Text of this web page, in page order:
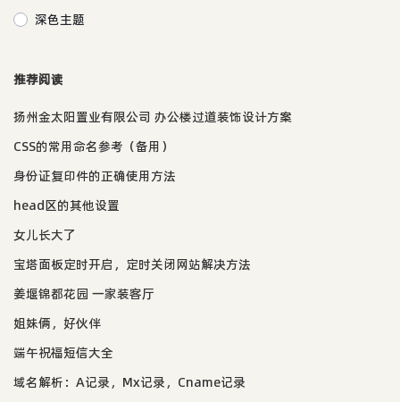
深色主题
推荐阅读
扬州金太阳置业有限公司 办公楼过道装饰设计方案
CSS的常用命名参考（备用）
身份证复印件的正确使用方法
head区的其他设置
女儿长大了
宝塔面板定时开启，定时关闭网站解决方法
姜堰锦都花园 一家装客厅
姐妹俩，好伙伴
端午祝福短信大全
域名解析：A记录，Mx记录，Cname记录